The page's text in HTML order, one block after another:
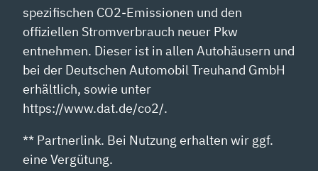
spezifischen CO2-Emissionen und den
offiziellen Stromverbrauch neuer Pkw
entnehmen. Dieser ist in allen Autohäusern und
bei der Deutschen Automobil Treuhand GmbH
erhältlich, sowie unter
https://www.dat.de/co2/.
** Partnerlink. Bei Nutzung erhalten wir ggf.
eine Vergütung.